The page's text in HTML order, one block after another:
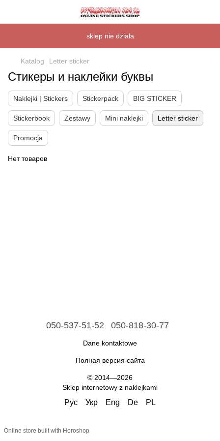
sklep nie działa
Katalog Letter sticker
Стикеры и наклейки буквы
Naklejki | Stickers Stickerpack BIG STICKER
Stickerbook Zestawy Mini naklejki Letter sticker
Promocja
Нет товаров
050-537-51-52 050-818-30-77
Dane kontaktowe
Полная версия сайта
© 2014—2026
Sklep internetowy z naklejkami
Рус Укр Eng De PL
Online store built with Horoshop